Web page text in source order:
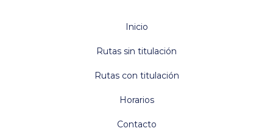
Inicio
Rutas sin titulación
Rutas con titulación
Horarios
Contacto